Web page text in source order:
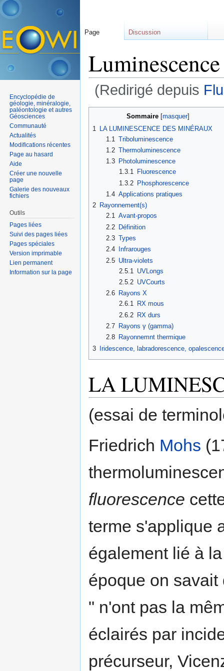
(Redirigé depuis
Sommaire[masquer]
1
LA LUMINESCENCE DES MINÉRAUX
1.1 Triboluminescence
1.2 Thermoluminescence
1.3
Photoluminescence
1.3.1 Fluorescence
1.3.2 Phosphorescence
1.4 Applications pratiques
2 Rayonnement(s)
2.1 Avant-propos
2.2 Définition
2.3 Types
2.4
Infrarouges
2.5 Ultra-violets
2.5.1
UVLongs
2.5.2 UVCourts
2.6
Rayons X
2.6.1 RX mous
2.6.2 RX durs
2.7
Rayons γ (gamma)
2.8
Rayonnemnt thermique
3 Iridescence, labradorescence,
LA
(essai de
Friedrich Mohs
fluorescence
terme s'applique
également lié à
époque on
" n'ont pas la
éclairés par
précurseur,
Page Discussion
Encyclopédie de
géologie, minéralogie,
paléontologie et autres
Géosciences
Communauté
Actualités
Modifications récentes
Page au hasard
Aide
Créer une nouvelle
page
Galerie des nouveaux
fichiers
Outils
Pages liées
Suivi des pages liées
Pages spéciales
Version imprimable
Lien permanent
Information sur la page